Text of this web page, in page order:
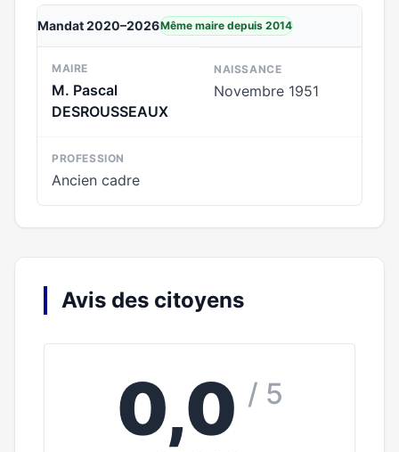
Mandat 2020–2026Même maire depuis 2014
MAIRE
M. Pascal
DESROUSSEAUX
NAISSANCE
Novembre 1951
PROFESSION
Ancien cadre
Avis des citoyens
0,0 / 5